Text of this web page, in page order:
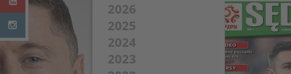
2026
2025
2024
2023